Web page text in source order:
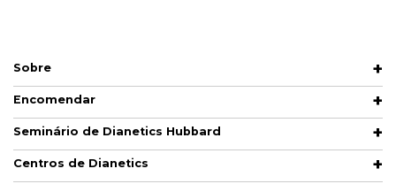
Sobre
Encomendar
Seminário de Dianetics Hubbard
Centros de Dianetics